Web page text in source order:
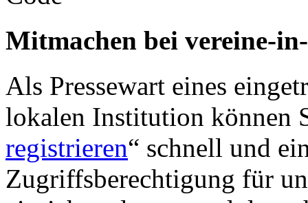
Mitmachen bei vereine-
Als Pressewart eines
lokalen Institution können
registrieren“ schnell und
Zugriffsberechtigung für